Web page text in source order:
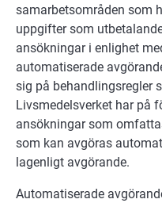
samarbetsområden som
uppgifter som
ansökningar i enlighet
automatiserade
sig på behandlingsregler
Livsmedelsverket har på
ansökningar som
som kan avgöras
lagenligt avgörande.
Automatiserade